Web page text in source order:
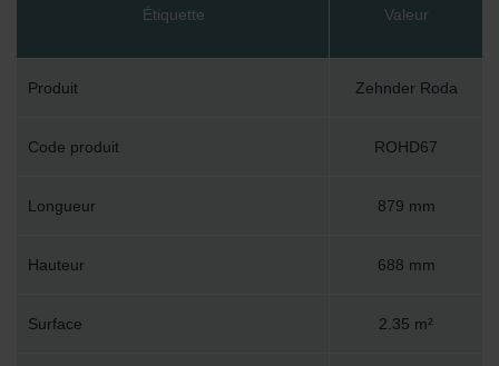
Étiquette Valeur
Produit Zehnder Roda
Code produit ROHD67
Longueur 879 mm
Hauteur 688 mm
Surface 2.35 m²